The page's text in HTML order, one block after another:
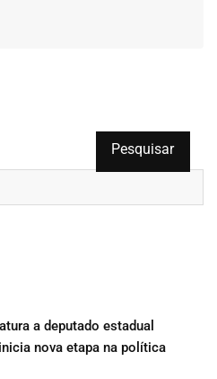
Pesquisar
a deputado estadual
nova etapa na política